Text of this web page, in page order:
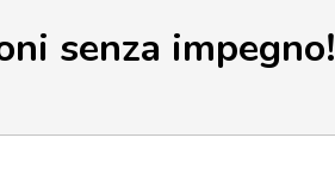
senza impegno!